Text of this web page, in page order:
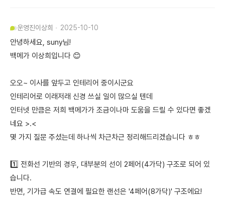
운영진이상희 2025-10-10
안녕하세요, suny님!
백메가 이상희입니다 😊
오오~ 이사를 앞두고 인테리어 중이시군요
인테리어로 이래저래 신경 쓰실 일이 많으실 텐데
인터넷 만큼은 저희 백메가가 조금이나마 도움을 드릴 수 있다면 좋겠
네요 >.<
몇 가지 질문 주셨는데 하나씩 차근차근 정리해드리겠습니다 ㅎㅎ
1️⃣ 전화선 기반의 경우, 대부분의 선이 2페어(4가닥) 구조로 되어 있
습니다.
반면, 기가급 속도 연결에 필요한 랜선은 '4페어(8가닥)' 구조에요!